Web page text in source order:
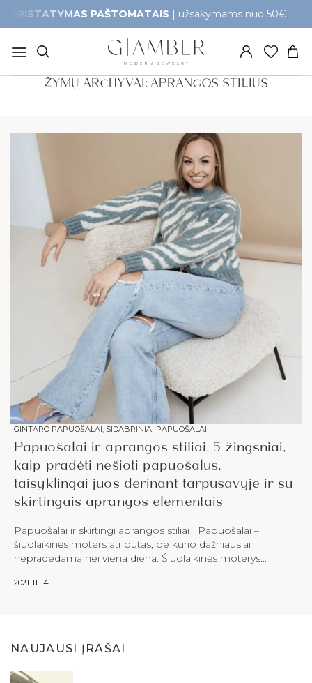
to
content
PAŠTOMATAIS| užsakymams nuo 50€
ŽYMŲ ARCHYVAI: APRANGOS STILIUS
GINTARO PAPUOŠALAI, SIDABRINIAI PAPUOŠALAI
Papuošalai ir aprangos stiliai. 5 žingsniai,
kaip pradėti nešioti papuošalus,
taisyklingai juos derinant tarpusavyje ir su
skirtingais aprangos elementais
Papuošalai ir skirtingi aprangos stiliai Papuošalai –
šiuolaikinės moters atributas, be kurio dažniausiai
nepradedama nei viena diena. Šiuolaikinės moterys...
2021-11-14
NAUJAUSI ĮRAŠAI